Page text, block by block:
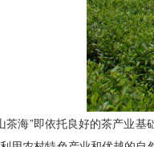
海”即依托良好的茶产业基